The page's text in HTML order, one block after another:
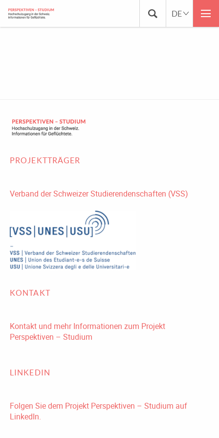
PROJEKTTRÄGER
Verband der Schweizer Studierendenschaften (VSS)
KONTAKT
Kontakt und mehr Informationen zum Projekt
Perspektiven – Studium
LINKEDIN
Folgen Sie dem Projekt Perspektiven – Studium auf
LinkedIn.